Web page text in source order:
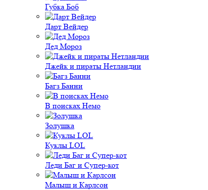
Губка Боб
Дарт Вейдер
Дед Мороз
Джейк и пираты Нетландии
Багз Банни
В поисках Немо
Золушка
Куклы LOL
Леди Баг и Супер-кот
Малыш и Карлсон